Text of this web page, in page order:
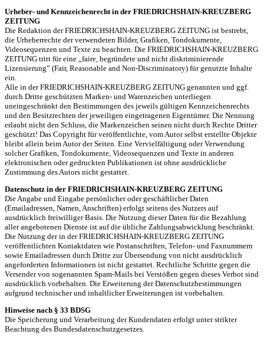
Urheber- und Kennzeichenrecht in der FRIEDRICHSHAIN-KREUZBERG
ZEITUNG
Die Redaktion der FRIEDRICHSHAIN-KREUZBERG ZEITUNG ist bestrebt,
die Urheberrechte der verwendeten Bilder, Grafiken, Tondokumente,
Videosequenzen und Texte zu beachten. Die FRIEDRICHSHAIN-KREUZBERG
ZEITUNG tritt für eine „faire, begründete und nicht diskriminierende
Lizensierung” (Fair, Reasonable and Non-Discriminatory) für genutzte Inhalte
ein.
Alle in der FRIEDRICHSHAIN-KREUZBERG ZEITUNG genannten und ggf.
durch Dritte geschützten Marken- und Warenzeichen unterliegen
uneingeschränkt den Bestimmungen des jeweils gültigen Kennzeichenrechts
und den Besitzrechten der jeweiligen eingetragenen Eigentümer. Die Nennung
erlaubt nicht den Schluss, die Markenzeichen seinen nicht durch Rechte Dritter
geschützt! Das Copyright für veröffentlichte, vom Autor selbst erstellte Objekte
bleibt allein beim Autor der Seiten. Eine Vervielfältigung oder Verwendung
solcher Grafiken, Tondokumente, Videosequenzen und Texte in anderen
elektronischen oder gedruckten Publikationen ist ohne ausdrückliche
Zustimmung des Autors nicht gestattet.
Datenschutz in der FRIEDRICHSHAIN-KREUZBERG ZEITUNG
Die Angabe und Eingabe persönlicher oder geschäftlicher Daten
(Emailadressen, Namen, Anschriften) erfolgt seitens des Nutzers auf
ausdrücklich freiwilliger Basis. Die Nutzung dieser Daten für die Bezahlung
aller angebotenen Dienste ist auf die übliche Zahlungsabwicklung beschränkt.
Die Nutzung der in der FRIEDRICHSHAIN-KREUZBERG ZEITUNG
veröffentlichten Kontaktdaten wie Postanschriften, Telefon- und Faxnummern
sowie Emailadressen durch Dritte zur Übersendung von nicht ausdrücklich
angeforderten Informationen ist nicht gestattet. Rechtliche Schritte gegen die
Versender von sogenannten Spam-Mails bei Verstößen gegen dieses Verbot sind
ausdrücklich vorbehalten. Die Erweiterung der Datenschutzbestimmungen
aufgrund technischer und inhaltlicher Erweiterungen ist vorbehalten.
Hinweise nach § 33 BDSG
Die Speicherung und Verarbeitung der Kundendaten erfolgt unter strikter
Beachtung des Bundesdatenschutzgesetzes.